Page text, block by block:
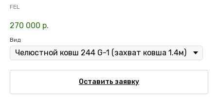
FEL
270 000 р.
Вид
Оставить заявку